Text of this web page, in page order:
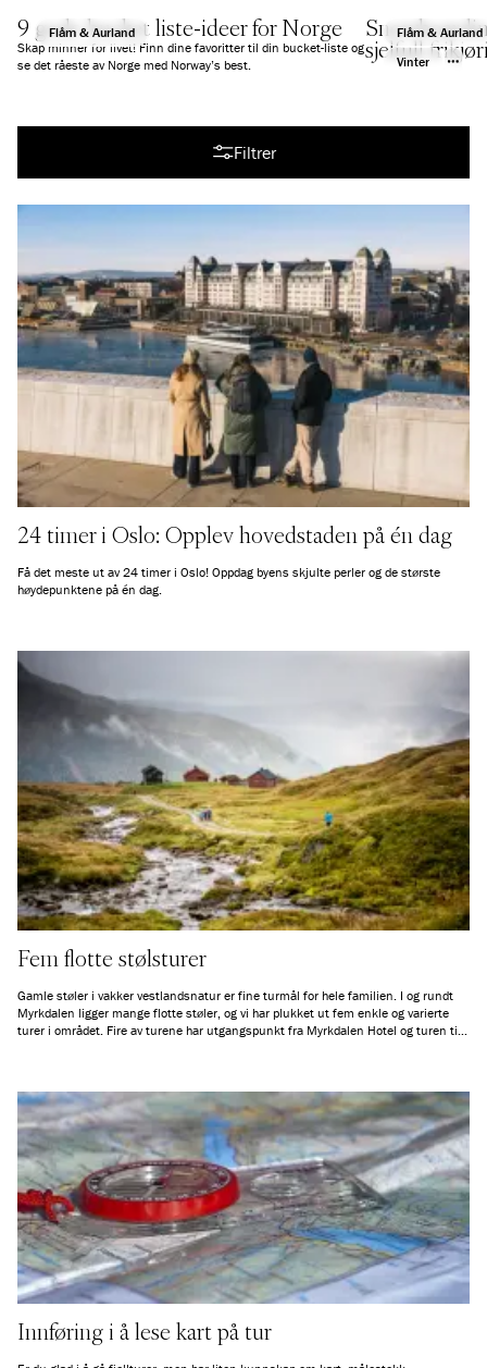
Flåm & Aurland
9 gode bucket liste-ideer for Norge
Skap minner for livet! Finn dine favoritter til din bucket-liste og
se det råeste av Norge med Norway’s best.
Flåm & Aurland
Vinter
sjelfull
Filtrer
24 timer i Oslo: Opplev hovedstaden på én dag
Få det meste ut av 24 timer i Oslo! Oppdag byens skjulte perler og de største
høydepunktene på én dag.
Fem flotte stølsturer
Gamle støler i vakker vestlandsnatur er fine turmål for hele familien. I og rundt
Myrkdalen ligger mange flotte støler, og vi har plukket ut fem enkle og varierte
turer i området. Fire av turene har utgangspunkt fra Myrkdalen Hotel og turen til
Innføring i å lese kart på tur